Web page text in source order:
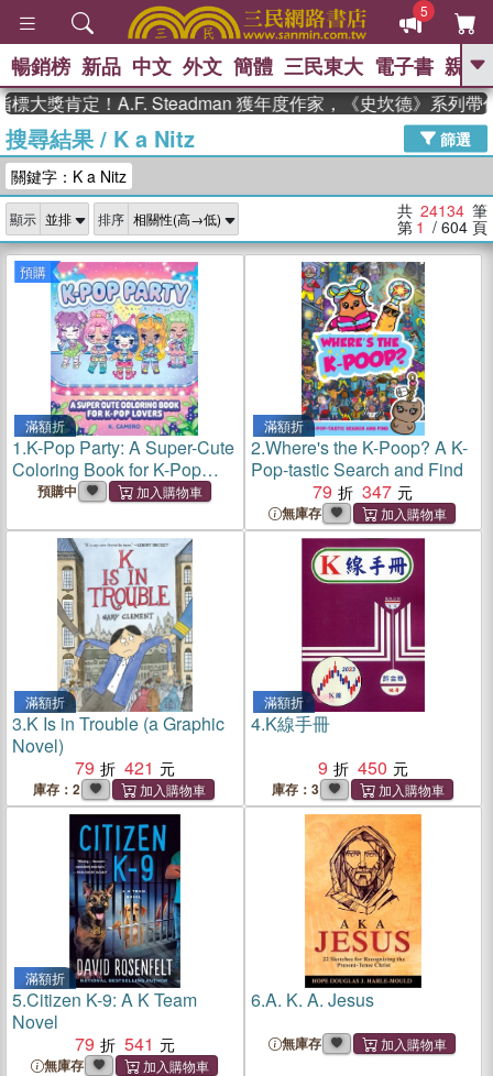
5
GO
高希均教授回憶錄
、 The Odyssey 、 父親節 、 如果歷
獎 臺灣漫遊錄 、 方念華 、 台灣的李
登輝時代
數學女孩：黎曼猜想 、
偉大的迷走神經
暢銷榜 新品 中文 外文 簡體 三民東大 電子書 親子
定！A.F. Steadman 獲年度作家，《史坎德》系列帶你踏上
搜尋結果/ K a Nitz
篩選
關鍵字：K a Nitz
顯示 排序 共 24134 筆
第 1 / 604 頁
預購
滿額折
1.K-Pop Party: A Super-Cute
Coloring Book for K-Pop
Lovers
預購中
滿額折
2.Where's the K-Poop? A K-
Pop-tastic Search and Find
79
347
無庫存
滿額折
3.K Is in Trouble (a Graphic
Novel)
79
421
庫存：2
滿額折
4.K線手冊
9
450
庫存：3
滿額折
5.Citizen K-9: A K Team
Novel
79
541
無庫存
6.A. K. A. Jesus
無庫存